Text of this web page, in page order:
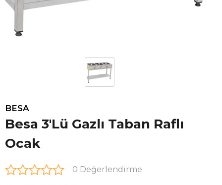
BESA
Besa 3'Lü Gazlı Taban Raflı
Ocak
0 Değerlendirme